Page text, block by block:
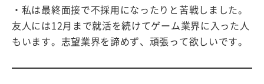
・私は最終面接で不採用になったりと苦戦しました。
友人には12月まで就活を続けてゲーム業界に入った人
もいます。志望業界を諦めず、頑張って欲しいです。